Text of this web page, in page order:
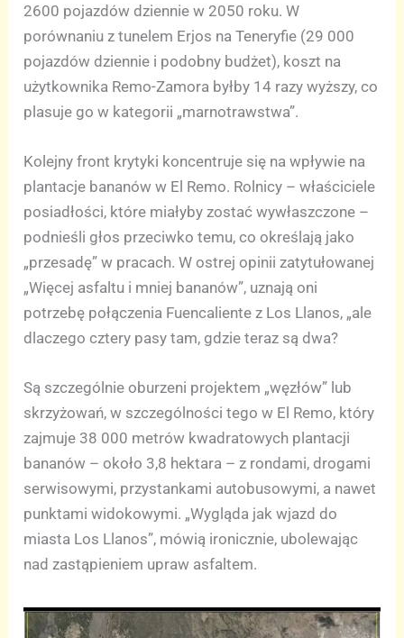
2600 pojazdów dziennie w 2050 roku. W
porównaniu z tunelem Erjos na Teneryfie (29 000
pojazdów dziennie i podobny budżet), koszt na
użytkownika Remo-Zamora byłby 14 razy wyższy, co
plasuje go w kategorii „marnotrawstwa”.
Kolejny front krytyki koncentruje się na wpływie na
plantacje bananów w El Remo. Rolnicy – właściciele
posiadłości, które miałyby zostać wywłaszczone –
podnieśli głos przeciwko temu, co określają jako
„przesadę” w pracach. W ostrej opinii zatytułowanej
„Więcej asfaltu i mniej bananów”, uznają oni
potrzebę połączenia Fuencaliente z Los Llanos, „ale
dlaczego cztery pasy tam, gdzie teraz są dwa?
Są szczególnie oburzeni projektem „węzłów” lub
skrzyżowań, w szczególności tego w El Remo, który
zajmuje 38 000 metrów kwadratowych plantacji
bananów – około 3,8 hektara – z rondami, drogami
serwisowymi, przystankami autobusowymi, a nawet
punktami widokowymi. „Wygląda jak wjazd do
miasta Los Llanos”, mówią ironicznie, ubolewając
nad zastąpieniem upraw asfaltem.